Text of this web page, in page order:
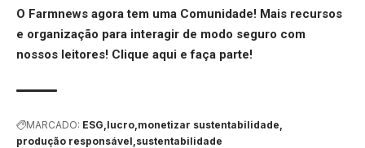
O Farmnews agora tem uma Comunidade! Mais recursos
e organização para interagir de modo seguro com
nossos leitores! Clique aqui e faça parte!
MARCADO: ESG lucro monetizar sustentabilidade
produção responsável sustentabilidade